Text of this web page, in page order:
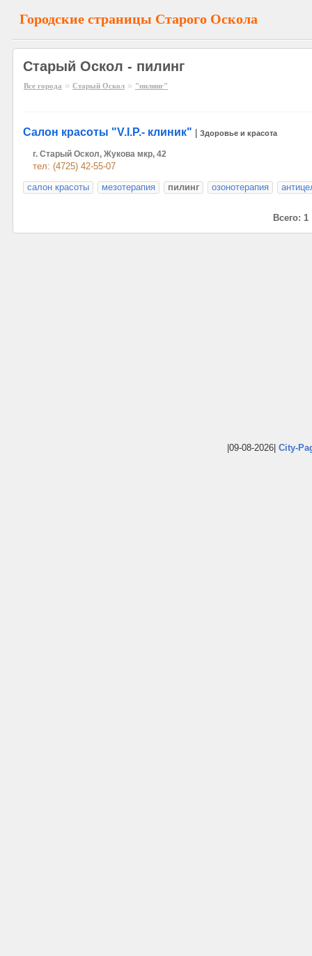
Городские страницы Старого Оскола
Старый Оскол - пилинг
Все города » Старый Оскол » "пилинг"
Салон красоты "V.I.P.- клиник" Здоровье и красота
г. Старый Оскол, Жукова мкр, 42
тел: (4725) 42-55-07
салон красоты
мезотерапия пилинг озонотерапия
Всего: 1
|09-08-2026| City-